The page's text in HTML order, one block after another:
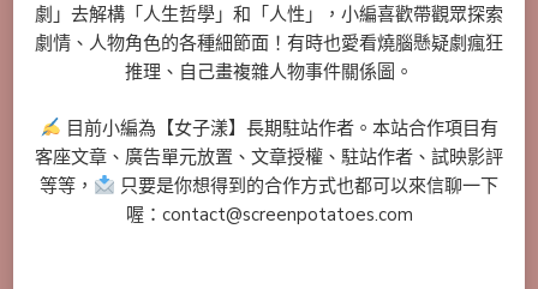
劇」去解構「人生哲學」和「人性」，小編喜歡帶觀眾探索
劇情、人物角色的各種細節面！有時也愛看燒腦懸疑劇瘋狂
推理、自己畫複雜人物事件關係圖。
目前小編為【女子漾】長期駐站作者。本站合作項目有
客座文章、廣告單元放置、文章授權、駐站作者、試映影評
等等，
只要是你想得到的合作方式也都可以來信聊一下
喔：contact@screenpotatoes.com